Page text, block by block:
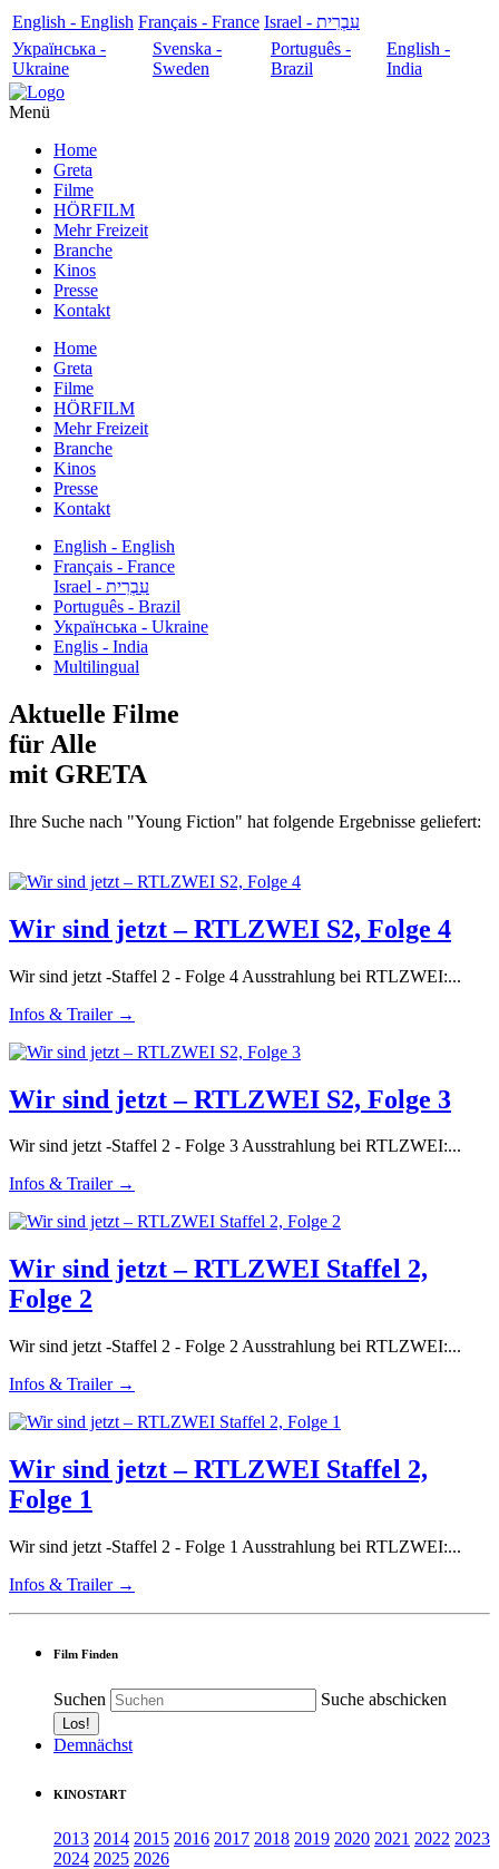
English - English Français - France
עִבְרִית - Israel
Українська -
Ukraine
Svenska -
Sweden
Português -
Brazil
English -
India
Menü
Home
Greta
Filme
HÖRFILM
Mehr Freizeit
Branche
Kinos
Presse
Kontakt
Home
Greta
Filme
HÖRFILM
Mehr Freizeit
Branche
Kinos
Presse
Kontakt
English - English
Français - France
עִבְרִית - Israel
Português - Brazil
Українська - Ukraine
Englis - India
Multilingual
Aktuelle Filme
für Alle
mit GRETA
Ihre Suche nach "Young Fiction" hat folgende Ergebnisse geliefert:
Wir sind jetzt – RTLZWEI S2, Folge 4
Wir sind jetzt -Staffel 2 - Folge 4 Ausstrahlung bei RTLZWEI:...
Infos & Trailer →
Wir sind jetzt – RTLZWEI S2, Folge 3
Wir sind jetzt -Staffel 2 - Folge 3 Ausstrahlung bei RTLZWEI:...
Infos & Trailer →
Wir sind jetzt – RTLZWEI Staffel 2,
Folge 2
Wir sind jetzt -Staffel 2 - Folge 2 Ausstrahlung bei RTLZWEI:...
Infos & Trailer →
Wir sind jetzt – RTLZWEI Staffel 2,
Folge 1
Wir sind jetzt -Staffel 2 - Folge 1 Ausstrahlung bei RTLZWEI:...
Infos & Trailer →
Film Finden
Suchen Suche abschicken
Demnächst
KINOSTART
2013 2014 2015 2016 2017 2018 2019 2020 2021 2022 2023
2024 2025 2026